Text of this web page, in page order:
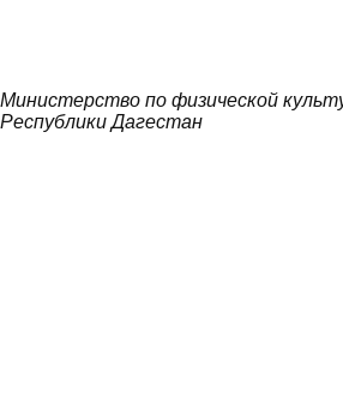
Министерство по физической
Республики Дагестан